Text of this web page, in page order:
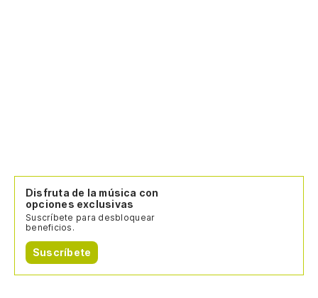
Disfruta de la música con
opciones exclusivas
Suscríbete para desbloquear
beneficios.
Suscríbete